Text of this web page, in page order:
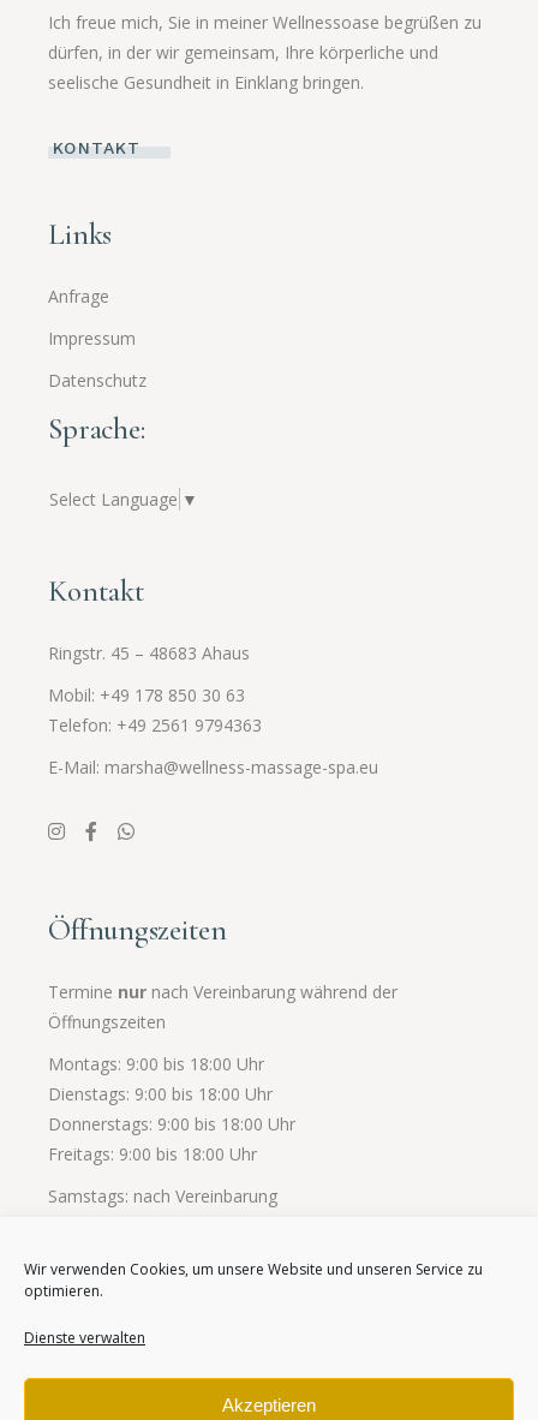
Wir verwenden Cookies, um unsere Website und unseren Service zu
optimieren.
Dienste verwalten
Akzeptieren
Ich freue mich, Sie in meiner Wellnessoase begrüßen zu
dürfen, in der wir gemeinsam, Ihre körperliche und
seelische Gesundheit in Einklang bringen.
KONTAKT
Links
Anfrage
Impressum
Datenschutz
Sprache:
Select Language ▼
Kontakt
Ringstr. 45 – 48683 Ahaus
Mobil: +49 178 850 30 63
Telefon: +49 2561 9794363
E-Mail: marsha@wellness-massage-spa.eu
Öffnungszeiten
Termine nur nach Vereinbarung während der
Öffnungszeiten
Montags: 9:00 bis 18:00 Uhr
Dienstags: 9:00 bis 18:00 Uhr
Donnerstags: 9:00 bis 18:00 Uhr
Freitags: 9:00 bis 18:00 Uhr
Samstags: nach Vereinbarung
© 2026 Wellness Massage Spa – by Marsha | Ahaus –